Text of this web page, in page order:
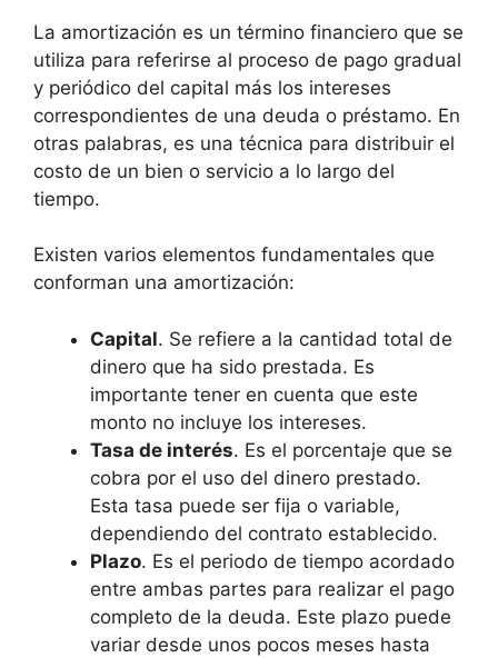
La amortización es un término financiero que se
utiliza para referirse al proceso de pago gradual
y periódico del capital más los intereses
correspondientes de una deuda o préstamo. En
otras palabras, es una técnica para distribuir el
costo de un bien o servicio a lo largo del
tiempo.
Existen varios elementos fundamentales que
conforman una amortización:
Capital. Se refiere a la cantidad total de
dinero que ha sido prestada. Es
importante tener en cuenta que este
monto no incluye los intereses.
Tasa de interés. Es el porcentaje que se
cobra por el uso del dinero prestado.
Esta tasa puede ser fija o variable,
dependiendo del contrato establecido.
Plazo. Es el periodo de tiempo acordado
entre ambas partes para realizar el pago
completo de la deuda. Este plazo puede
variar desde unos pocos meses hasta